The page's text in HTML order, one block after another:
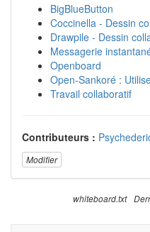
BigBlueButton
Coccinella - Dessin
Drawpile - Dessin
Messagerie
Openboard
Open-Sankoré :
Travail collaboratif
Contributeurs :
Modifier
whiteboard.txt